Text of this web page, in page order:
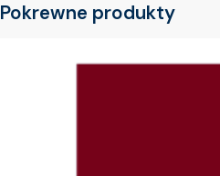
Pokrewne produkty